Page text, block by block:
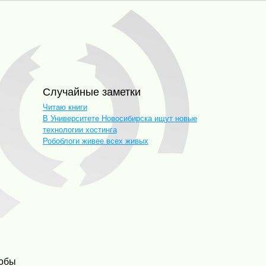
Случайные заметки
Читаю книги
В Университете Новосибирска ищут новые
технологии хостинга
Робоблоги живее всех живых